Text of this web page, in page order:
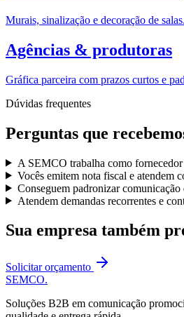
Murais, sinalização e decoração de salas.
Agências & produtoras
Gráfica parceira com prazos curtos e
Dúvidas frequentes
Perguntas que
A SEMCO trabalha como
Vocês emitem nota fiscal e atendem
Conseguem padronizar
Atendem demandas recorrentes e
Sua empresa também
Solicitar orçamento
SEMCO.
Soluções B2B em comunicação